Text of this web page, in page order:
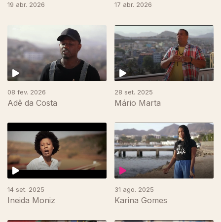
19 abr. 2026 17 abr. 2026
08 fev. 2026
Adê da Costa
28 set. 2025
Mário Marta
14 set. 2025
Ineida Moniz
31 ago. 2025
Karina Gomes